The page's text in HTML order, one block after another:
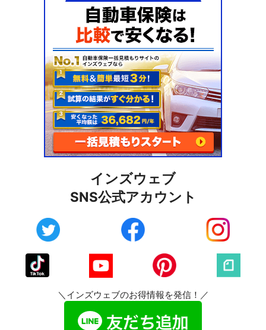
インズウェブ
SNS公式アカウント
＼インズウェブのお得情報を発信！／